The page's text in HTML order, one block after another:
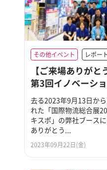
その他イベント レポート
【ご来場ありがと
第3回イノベーシ
去る2023年9月13日か
れた「国際物流総合展
キスポ」の弊社ブース
ありがとう...
2023年09月22日(金)